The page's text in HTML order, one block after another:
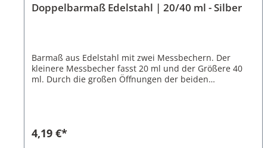
Doppelbarmaß Edelstahl | 20/40 ml - Silber
Barmaß aus Edelstahl mit zwei Messbechern. Der
kleinere Messbecher fasst 20 ml und der Größere 40
ml. Durch die großen Öffnungen der beiden
Damit ihr Cocktail nicht zu süß oder sauer wird sollten
4,19 €*